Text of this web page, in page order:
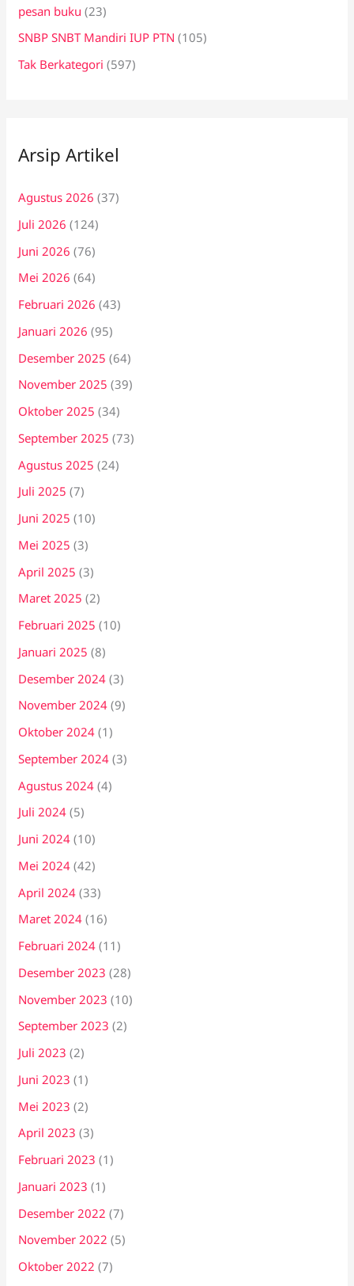
pesan buku (23)
SNBP SNBT Mandiri IUP PTN (105)
Tak Berkategori (597)
Arsip Artikel
Agustus 2026 (37)
Juli 2026 (124)
Juni 2026 (76)
Mei 2026 (64)
Februari 2026 (43)
Januari 2026 (95)
Desember 2025 (64)
November 2025 (39)
Oktober 2025 (34)
September 2025 (73)
Agustus 2025 (24)
Juli 2025 (7)
Juni 2025 (10)
Mei 2025 (3)
April 2025 (3)
Maret 2025 (2)
Februari 2025 (10)
Januari 2025 (8)
Desember 2024 (3)
November 2024 (9)
Oktober 2024 (1)
September 2024 (3)
Agustus 2024 (4)
Juli 2024 (5)
Juni 2024 (10)
Mei 2024 (42)
April 2024 (33)
Maret 2024 (16)
Februari 2024 (11)
Desember 2023 (28)
November 2023 (10)
September 2023 (2)
Juli 2023 (2)
Juni 2023 (1)
Mei 2023 (2)
April 2023 (3)
Februari 2023 (1)
Januari 2023 (1)
Desember 2022 (7)
November 2022 (5)
Oktober 2022 (7)